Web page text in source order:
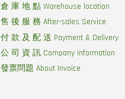
倉 庫 地 點 Warehouse location
售 後 服 務 After-sales Service
付 款 及 配 送 Payment & Delivery
公 司 資 訊 Company information
發票問題 About Invoice